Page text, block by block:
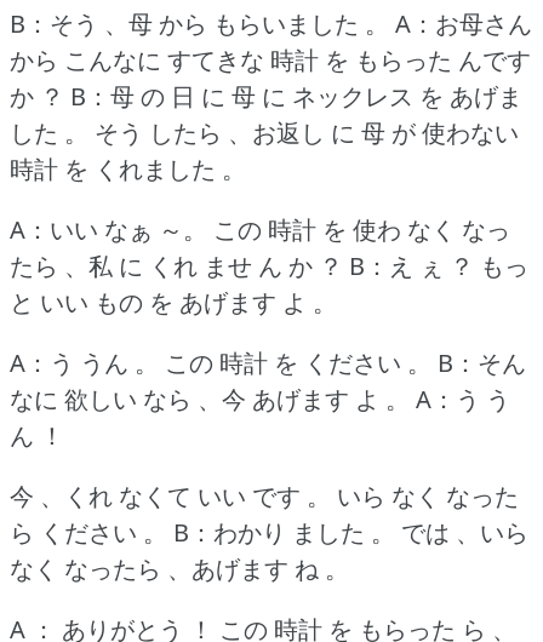
B：そう 、母 から もらいました 。
A：お母さん
から こんなに すてきな 時計 を もらった んです
か ？ B：母 の 日 に 母 に ネックレス を あげま
した 。
そう したら 、お返し に 母 が 使わない
時計 を くれました 。
A：いい なぁ ～。
この 時計 を 使わ なく なっ
たら 、私 に くれ ませ ん か ？ B：え ぇ ？ もっ
と いい もの を あげます よ 。
A：う うん 。
この 時計 を ください 。
B：そん
なに 欲しい なら 、今 あげます よ 。
A：う う
ん ！
今 、くれ なくて いい です 。
いら なく なった
ら ください 。
B：わかり ました 。
では 、いら
なく なったら 、あげます ね 。
A ： ありがとう ！ この 時計 を もらった ら 、